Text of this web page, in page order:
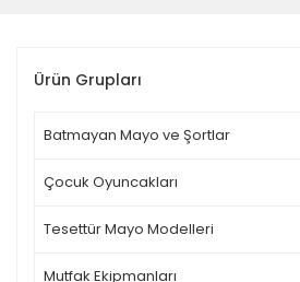
Ürün Grupları
Batmayan Mayo ve Şortlar
Çocuk Oyuncakları
Tesettür Mayo Modelleri
Mutfak Ekipmanları